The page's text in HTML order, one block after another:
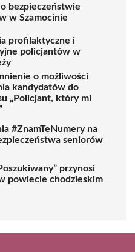
bezpieczeństwie
w Szamocinie
profilaktyczne i
policjantów w
o możliwości
kandydatów do
„Policjant, który mi
#ZnamTeNumery na
seniorów
przynosi
powiecie chodzieskim